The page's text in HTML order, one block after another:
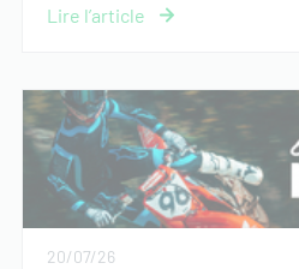
20/07/26